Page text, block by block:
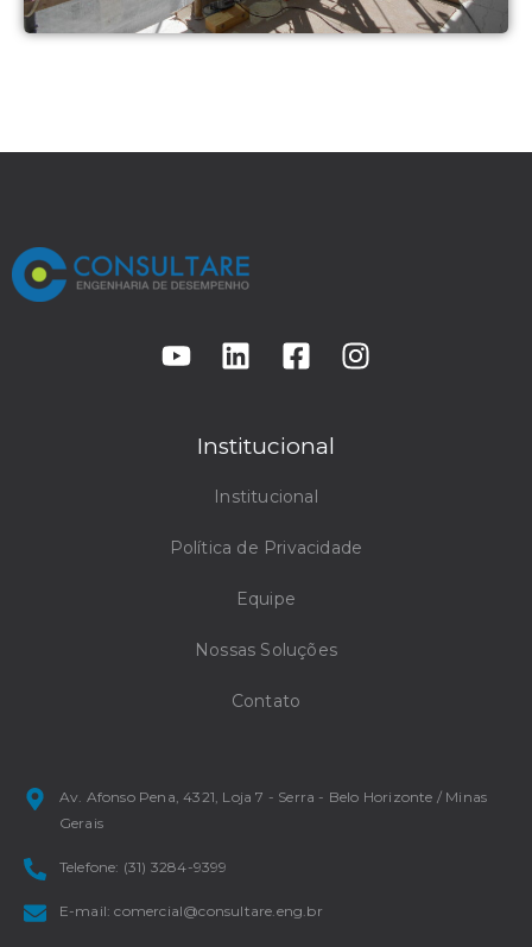
Institucional
Institucional
Política de Privacidade
Equipe
Nossas Soluções
Contato
Av. Afonso Pena, 4321, Loja 7 - Serra - Belo Horizonte / Minas
Gerais
Telefone: (31) 3284-9399
E-mail: comercial@consultare.eng.br